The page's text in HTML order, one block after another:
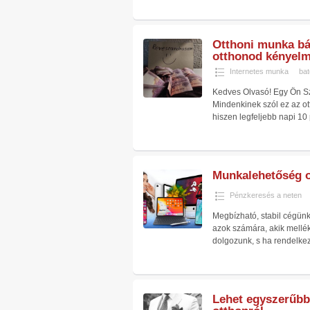
Otthoni munka
otthonod
Internetes munka
Kedves Olvasó! Egy Ön
Mindenkinek szól ez az
hiszen legfeljebb napi
Munkalehetőség
Pénzkeresés a neten
Megbízható, stabil
azok számára, akik
dolgozunk, s ha
Lehet